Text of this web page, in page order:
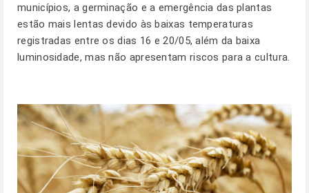
municípios, a germinação e a emergência das plantas
estão mais lentas devido às baixas temperaturas
registradas entre os dias 16 e 20/05, além da baixa
luminosidade, mas não apresentam riscos para a cultura.